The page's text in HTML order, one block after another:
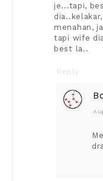
je...tapi,
menahan,
tapi wife
best la..
Reply